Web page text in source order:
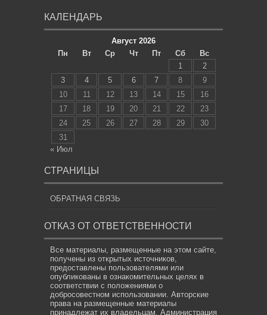
КАЛЕНДАРЬ
Август 2026
Пн
Вт Ср Чт Пт Сб
Вс
1
2
3
4 5 6 7 8
9
10
11 12 13 14 15
16
17
18 19 20 21 22
23
24
25 26 27 28 29
30
31
« Июл
СТРАНИЦЫ
ОБРАТНАЯ СВЯЗЬ
ОТКАЗ ОТ ОТВЕТСТВЕННОСТИ
Все материалы, размещенные на этом сайте,
получены из открытых источников,
предоставлены пользователями или
опубликованы в ознакомительных целях в
соответствии с положениями о
добросовестном использовании. Авторские
права на размещенные материалы
принадлежат их владельцам. Администрация